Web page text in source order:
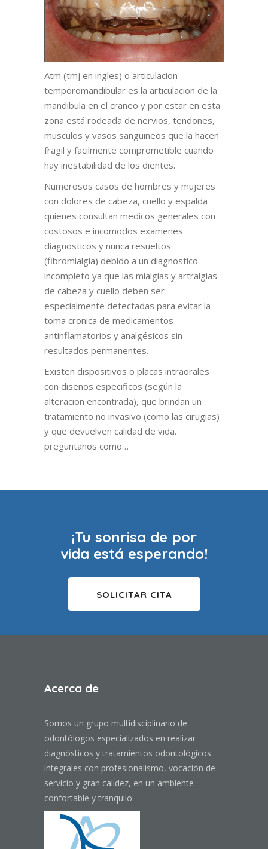
Atm (tmj en ingles) o articulacion
temporomandibular es la articulacion de la
mandibula en el craneo y por estar en esta
zona está rodeada de nervios, tendones,
musculos y vasos sanguineos que la hacen
fragil y facilmente comprometible cuando
hay inestabilidad de los dientes.
Numerosos casos de hombres y mujeres
con dolores de cabeza, cuello y espalda
quienes consultan medicos generales con
costosos e incomodos examenes
diagnosticos y nunca resueltos
(fibromialgia) debido a un diagnostico
incompleto ya que las mialgias y artralgias
de cabeza y cuello deben ser
especialmente detectadas para evitar la
toma cronica de medicamentos
antinflamatorios y analgésicos sin
resultados permanentes.
Existen dispositivos o placas intraorales
con diseños especificos (según la
alteracion encontrada), que brindan un
tratamiento no invasivo (como las cirugias)
y que devuelven calidad de vida.
preguntanos como…
¡Tu sonrisa de por
vida está esperando!
SOLICITAR CITA
Acerca de
Somos un grupo multidisciplinario de
odontólogos especializados en realizar
diagnósticos y tratamientos odontológicos
integrales con profesionalismo, vocación de
servicio y gran calidez, en un ambiente
confortable y tranquilo.